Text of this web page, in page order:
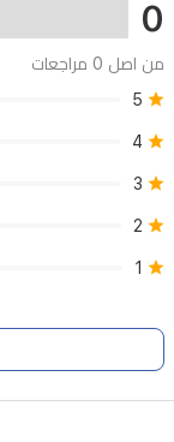
0
من اصل 0 مراجعات
5
4
3
2
1